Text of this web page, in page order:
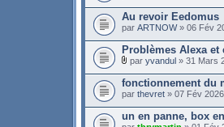
Au revoir Eedomus
par ARTNOW» 06 Fév
Problèmes Alexa et
par yvandul » 31 Mars
fonctionnement du
par thevret » 07 Fév
un en panne, box